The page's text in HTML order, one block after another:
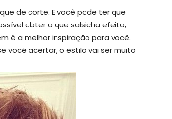
de corte. E você pode ter que
obter o que salsicha efeito,
é a melhor inspiração para você.
você acertar, o estilo vai ser muito